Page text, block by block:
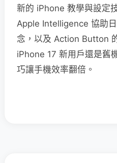
新的 iPhone 教學與設定
Apple Intelligence 協助
念，以及 Action Button
iPhone 17 新用戶還是舊
巧讓手機效率翻倍。